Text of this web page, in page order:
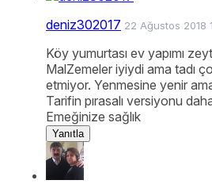
deniz302017 22 Ağustos 2018
Köy yumurtası ev yapımı
MalZemeler iyiydi ama tadı
etmiyor. Yenmesine yenir
Tarifin pırasalı versiyonu
Emeğinize sağlık
Yanıtla